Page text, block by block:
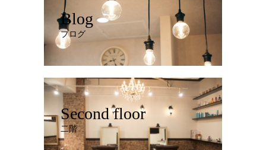
Blog
ブログ
Second floor
二階